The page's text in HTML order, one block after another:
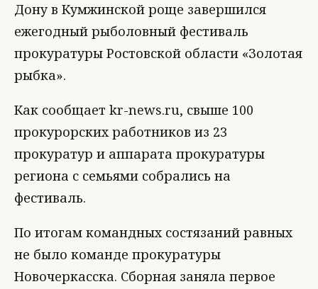
Дону в Кумжинской роще завершился
ежегодный рыболовный фестиваль
прокуратуры Ростовской области «Золотая
рыбка».
Как сообщает kr-news.ru, свыше 100
прокурорских работников из 23
прокуратур и аппарата прокуратуры
региона с семьями собрались на
фестиваль.
По итогам командных состязаний равных
не было команде прокуратуры
Новочеркасска. Сборная заняла первое